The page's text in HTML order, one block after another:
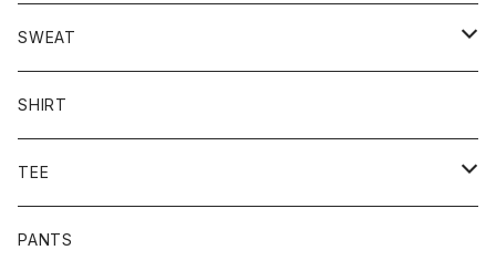
SWEAT
CREW
HOODIE
SHIRT
TEE
L/S TEE
PANTS